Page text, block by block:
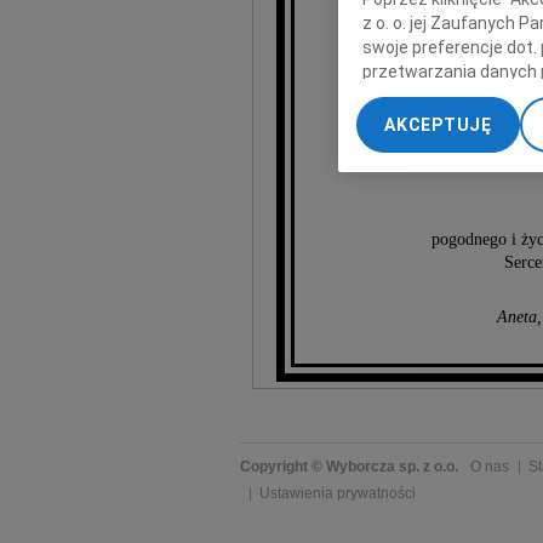
pogodnego i
Copyright © Wyborcza sp. z o.o. O nas
Ustawienia prywatności
z o. o. jej Zaufanych
swoje preferencje dot.
przetwarzania danych
„Ustawienia
My, nasi Zaufani
dokładnych danych
Przechowywanie
AKCEPTUJĘ